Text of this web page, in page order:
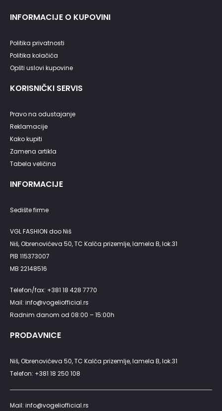
INFORMACIJE O KUPOVINI
Politika privatnosti
Politika kolačića
Opšti uslovi kupovine
KORISNIČKI SERVIS
Pravo na odustajanje
Reklamacije
Kako kupiti
Zamena artikla
Tabela veličina
INFORMACIJE
Sedište firme
VGL FASHION doo Niš
Niš, Obrenovićeva 50, TC Kalča prizemlje, lamela B, lok.31
PIB 115373007
MB 22148516
Telefon/fax: +381 18 428 7770
Mail: info@vogeliofficial.rs
Radnim danom od 08:00 – 15:00h
PRODAVNICE
Niš, Obrenovićeva 50, TC Kalča prizemlje, lamela B, lok.31
Telefon: +381 18 250 108
Mail: info@vogeliofficial.rs